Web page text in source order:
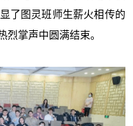
了图灵班师生薪火相传的
掌声中圆满结束。